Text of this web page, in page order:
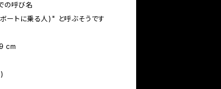
での呼び名
トに乗る人)" と呼ぶそうです
cm